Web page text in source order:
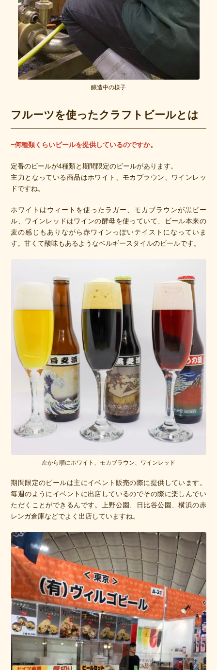
醸造中の様子
フルーツを使ったクラフトビールとは
−何種類くらいビールを提供しているのですか。
定番のビールが4種類と期間限定のビールがあります。
主力となっている商品はホワイト、モカブラウン、ワインレッ
ドですね。
ホワイトはウィートを使ったラガー、モカブラウンが黒ビー
ル、ワインレッドはワインの酵母を使っていて、ビール本来の
麦の感じもありながら赤ワインっぽいテイストになっていま
す。甘くて酸味もあるようなベルギースタイルのビールです。
左から順にホワイト、モカブラウン、ワインレッド
期間限定のビールは主にイベント販売の際に提供しています。
毎週のようにイベントに出店しているのでその際に楽しんでい
ただくことができるんです。上野公園、日比谷公園、横浜の赤
レンガ倉庫などでよく出店していますね。